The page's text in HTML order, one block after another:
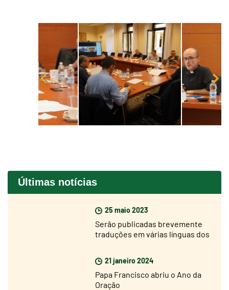
Últimas notícias
25 maio 2023
Serão publicadas brevemente
traduções em várias línguas dos
21 janeiro 2024
Papa Francisco abriu o Ano da
Oração